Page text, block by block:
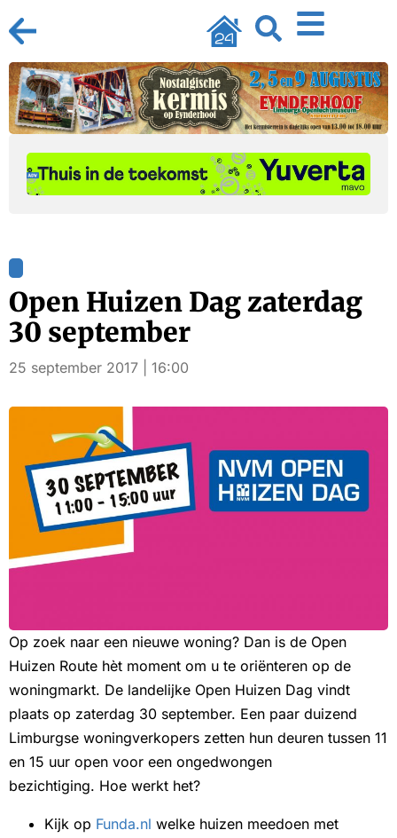
Open Huizen Dag zaterdag
30 september
25 september 2017 | 16:00
Op zoek naar een nieuwe woning? Dan is de Open
Huizen Route hèt moment om u te oriënteren op de
woningmarkt. De landelijke Open Huizen Dag vindt
plaats op zaterdag 30 september. Een paar duizend
Limburgse woningverkopers zetten hun deuren tussen 11
en 15 uur open voor een ongedwongen
bezichtiging. Hoe werkt het?
Kijk op Funda.nl welke huizen meedoen met